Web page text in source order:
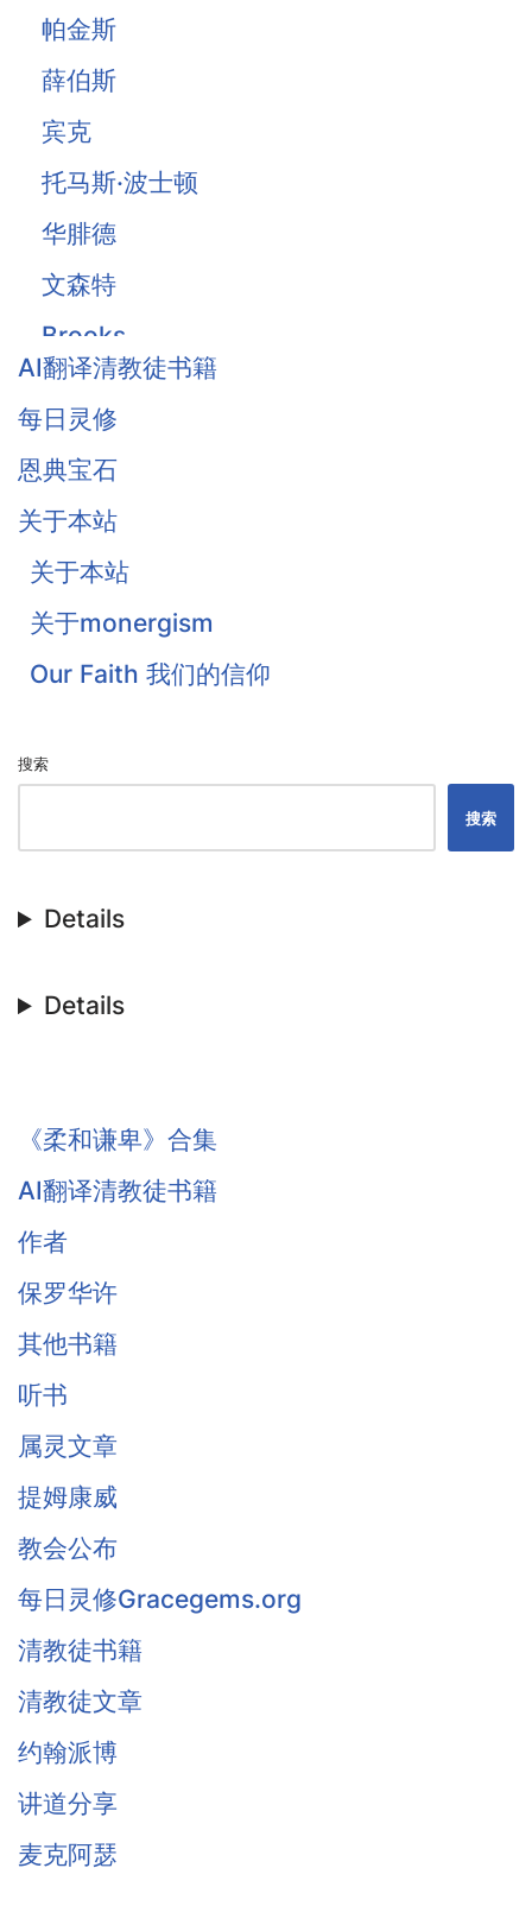
帕金斯
薛伯斯
宾克
托马斯·波士顿
华腓德
文森特
Brooks
Owen
Traill
Thomas Waston
Goodwin
Flavel
Colquhoun
戴恩·奥特伦
AI翻译清教徒书籍
每日灵修
恩典宝石
关于本站
关于本站
关于monergism
Our Faith 我们的信仰
搜索
搜索
Details
Details
《柔和谦卑》合集
AI翻译清教徒书籍
作者
保罗华许
其他书籍
听书
属灵文章
提姆康威
教会公布
每日灵修Gracegems.org
清教徒书籍
清教徒文章
约翰派博
讲道分享
麦克阿瑟